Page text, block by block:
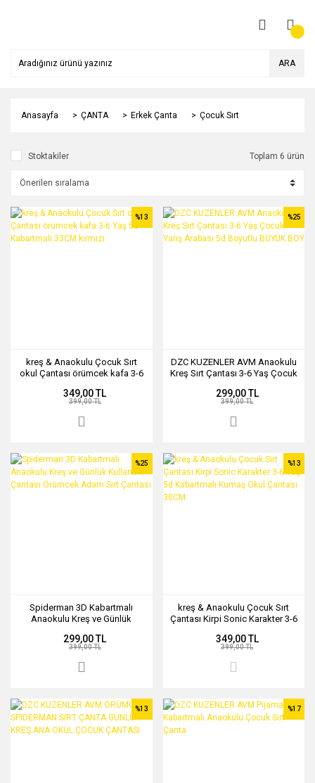
ARA
Anasayfa ÇANTA Erkek Çanta Çocuk Sırt
Stoktakiler Toplam 6 ürün
kreş & Anaokulu Çocuk Sırt
okul Çantası örümcek kafa 3-6
%13
349,00 TL
399,00 TL
DZC KUZENLER AVM Anaokulu
Kreş Sırt Çantası 3-6 Yaş Çocuk
BÜYÜK BOY
%25
299,00 TL
399,00 TL
Spiderman 3D Kabartmalı
Anaokulu Kreş ve Günlük
Adam Sırt Çantası
%25
299,00 TL
399,00 TL
kreş & Anaokulu Çocuk Sırt
Çantası Kirpi Sonic Karakter 3-6
Çantası 30CM
%13
349,00 TL
399,00 TL
%13 %17